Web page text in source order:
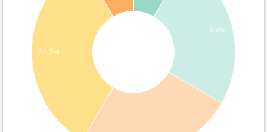
25%
33,3%